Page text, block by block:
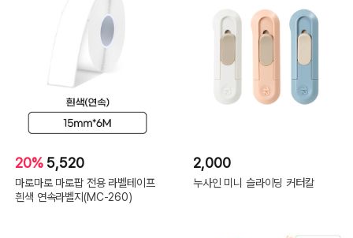
20% 5,520
마로마로 마로팝 전용 라벨테이프
흰색 연속라벨지(MC-260)
2,000
누사인 미니 슬라이딩 커터칼